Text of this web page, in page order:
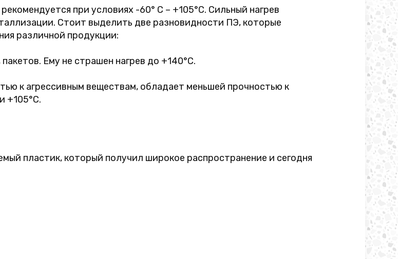
рекомендуется при условиях -60° C – +105°C. Сильный нагрев
Стоит выделить две разновидности ПЭ, которые
различной продукции:
Ему не страшен нагрев до +140°C.
к агрессивным веществам, обладает меньшей прочностью к
+105°C.
пластик, который получил широкое распространение и сегодня